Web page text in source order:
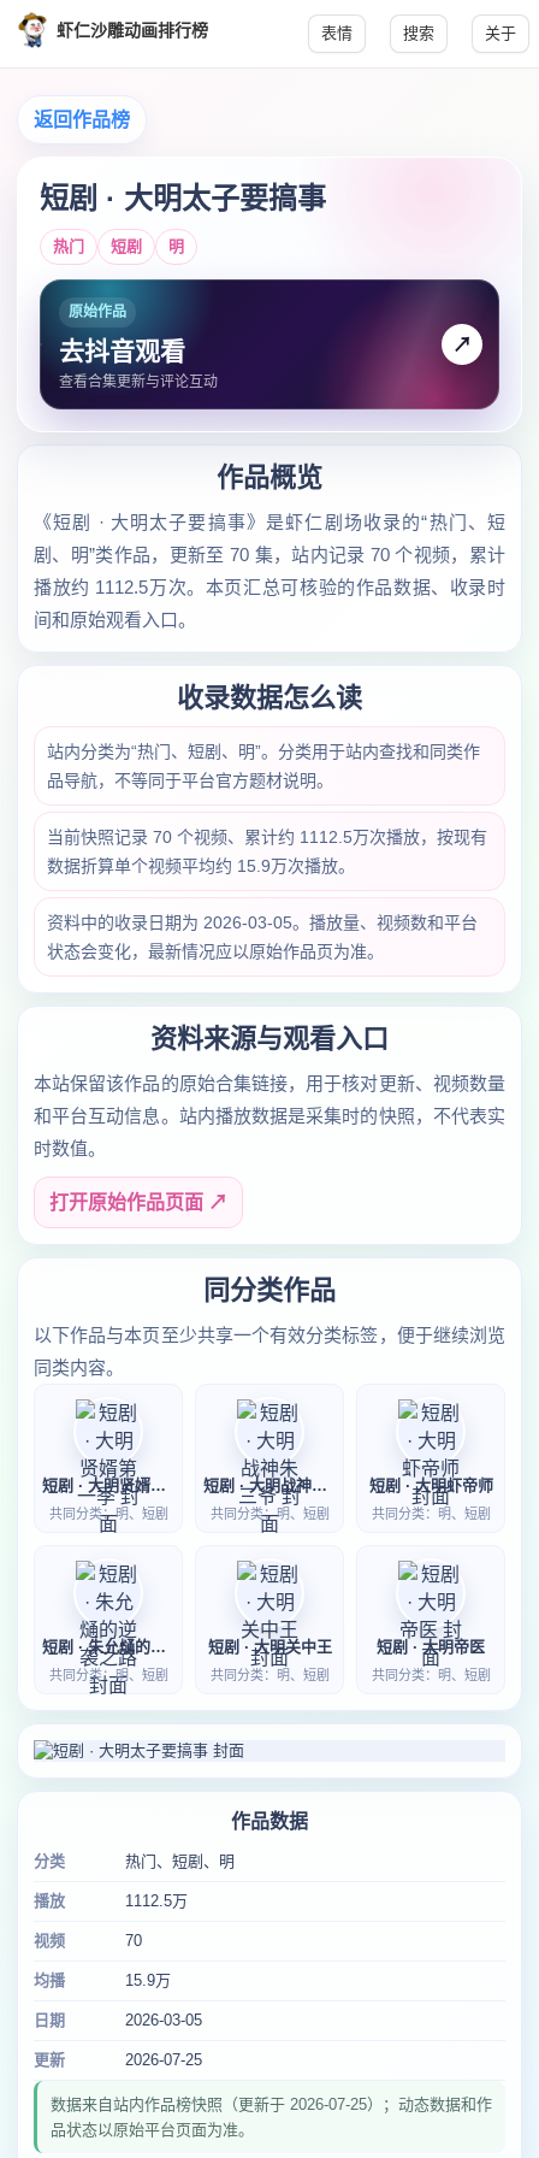
虾仁沙雕动画排行榜 表情 搜索 关于
返回作品榜
短剧 · 大明太子要搞事
热门 短剧 明
原始作品
去抖音观看
查看合集更新与评论互动
↗
作品概览
《短剧 · 大明太子要搞事》是虾仁剧场收录的“热门、短
剧、明”类作品，更新至 70 集，站内记录 70 个视频，累计
播放约 1112.5万次。本页汇总可核验的作品数据、收录时
间和原始观看入口。
收录数据怎么读
站内分类为“热门、短剧、明”。分类用于站内查找和同类作
品导航，不等同于平台官方题材说明。
当前快照记录 70 个视频、累计约 1112.5万次播放，按现有
数据折算单个视频平均约 15.9万次播放。
资料中的收录日期为 2026-03-05。播放量、视频数和平台
状态会变化，最新情况应以原始作品页为准。
资料来源与观看入口
本站保留该作品的原始合集链接，用于核对更新、视频数量
和平台互动信息。站内播放数据是采集时的快照，不代表实
时数值。
打开原始作品页面 ↗
同分类作品
以下作品与本页至少共享一个有效分类标签，便于继续浏览
同类内容。
短剧 · 大明贤婿第一季
共同分类：明、短剧
短剧 · 大明战神朱三爷
共同分类：明、短剧
短剧 · 大明虾帝师
共同分类：明、短剧
短剧 · 朱允熥的逆袭之路
共同分类：明、短剧
短剧 · 大明关中王
共同分类：明、短剧
短剧 · 大明帝医
共同分类：明、短剧
作品数据
分类 热门、短剧、明
播放 1112.5万
视频 70
均播 15.9万
日期 2026-03-05
更新 2026-07-25
数据来自站内作品榜快照（更新于 2026-07-25）；动态数据和作
品状态以原始平台页面为准。